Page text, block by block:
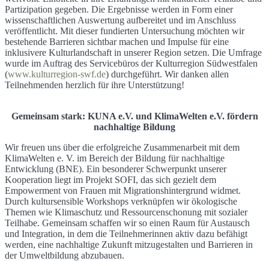
Partizipation gegeben. Die Ergebnisse werden in Form einer
wissenschaftlichen Auswertung aufbereitet und im Anschluss
veröffentlicht. Mit dieser fundierten Untersuchung möchten wir
bestehende Barrieren sichtbar machen und Impulse für eine
inklusivere Kulturlandschaft in unserer Region setzen. Die Umfrage
wurde im Auftrag des Servicebüros der Kulturregion Südwestfalen
(www.kulturregion-swf.de) durchgeführt. Wir danken allen
Teilnehmenden herzlich für ihre Unterstützung!
Gemeinsam stark: KUNA e.V. und KlimaWelten e.V. fördern
nachhaltige Bildung
Wir freuen uns über die erfolgreiche Zusammenarbeit mit dem
KlimaWelten e. V. im Bereich der Bildung für nachhaltige
Entwicklung (BNE). Ein besonderer Schwerpunkt unserer
Kooperation liegt im Projekt SOFI, das sich gezielt dem
Empowerment von Frauen mit Migrationshintergrund widmet.
Durch kultursensible Workshops verknüpfen wir ökologische
Themen wie Klimaschutz und Ressourcenschonung mit sozialer
Teilhabe. Gemeinsam schaffen wir so einen Raum für Austausch
und Integration, in dem die Teilnehmerinnen aktiv dazu befähigt
werden, eine nachhaltige Zukunft mitzugestalten und Barrieren in
der Umweltbildung abzubauen.